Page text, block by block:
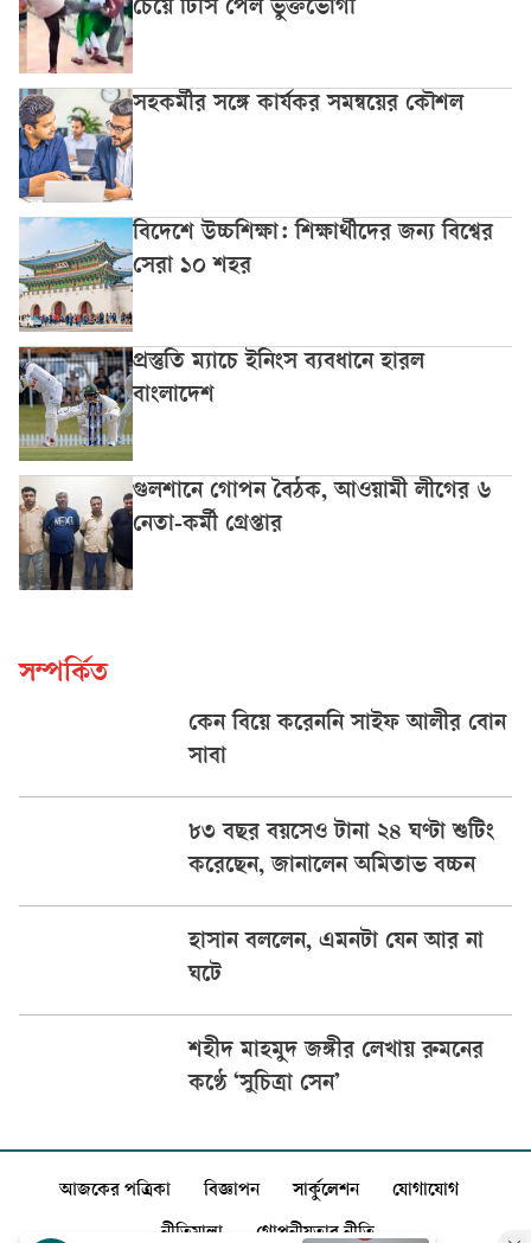
চেয়ে টিসি পেল ভুক্তভোগী
সহকর্মীর সঙ্গে কার্যকর সমন্বয়ের কৌশল
বিদেশে উচ্চশিক্ষা: শিক্ষার্থীদের জন্য বিশ্বের
সেরা ১০ শহর
প্রস্তুতি ম্যাচে ইনিংস ব্যবধানে হারল
বাংলাদেশ
গুলশানে গোপন বৈঠক, আওয়ামী লীগের ৬
নেতা-কর্মী গ্রেপ্তার
সম্পর্কিত
কেন বিয়ে করেননি সাইফ আলীর বোন
সাবা
৮৩ বছর বয়সেও টানা ২৪ ঘণ্টা শুটিং
করেছেন, জানালেন অমিতাভ বচ্চন
হাসান বললেন, এমনটা যেন আর না
ঘটে
শহীদ মাহমুদ জঙ্গীর লেখায় রুমনের
কণ্ঠে ‘সুচিত্রা সেন’
আজকের পত্রিকা বিজ্ঞাপন সার্কুলেশন যোগাযোগ
নীতিমালা গোপনীয়তার নীতি